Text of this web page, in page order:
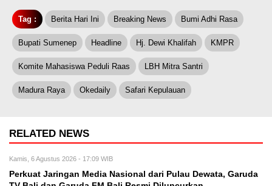
Tag : Berita Hari Ini Breaking News Bumi Adhi Rasa
Bupati Sumenep Headline Hj. Dewi Khalifah KMPR
Komite Mahasiswa Peduli Raas LBH Mitra Santri
Madura Raya Okedaily Safari Kepulauan
RELATED NEWS
Kamis, 6 Agustus 2026 - 17:09 WIB
Perkuat Jaringan Media Nasional dari Pulau Dewata, Garuda